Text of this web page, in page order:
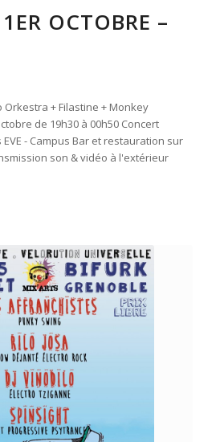
OCTOBRE –
Orkestra + Filastine + Monkey
de 19h30 à 00h50 Concert
- Campus Bar et restauration sur
son & vidéo à l'extérieur